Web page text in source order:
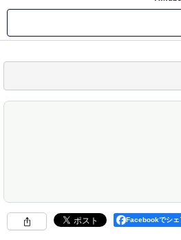
Facebookでシェ